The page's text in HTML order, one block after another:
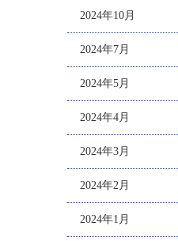
2024年10月
2024年7月
2024年5月
2024年4月
2024年3月
2024年2月
2024年1月